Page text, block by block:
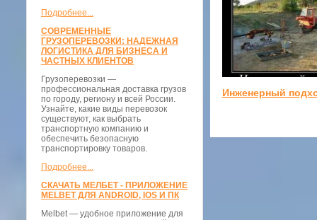
Подробнее...
СОВРЕМЕННЫЕ
ГРУЗОПЕРЕВОЗКИ: НАДЕЖНАЯ
ЛОГИСТИКА ДЛЯ БИЗНЕСА И
ЧАСТНЫХ КЛИЕНТОВ
Грузоперевозки —
профессиональная доставка грузов
по городу, региону и всей России.
Узнайте, какие виды перевозок
существуют, как выбрать
транспортную компанию и
обеспечить безопасную
транспортировку товаров.
Подробнее...
СКАЧАТЬ МЕЛБЕТ - ПРИЛОЖЕНИЕ
MELBET ДЛЯ ANDROID, IOS И ПК
Melbet — удобное приложение для
Инженерный